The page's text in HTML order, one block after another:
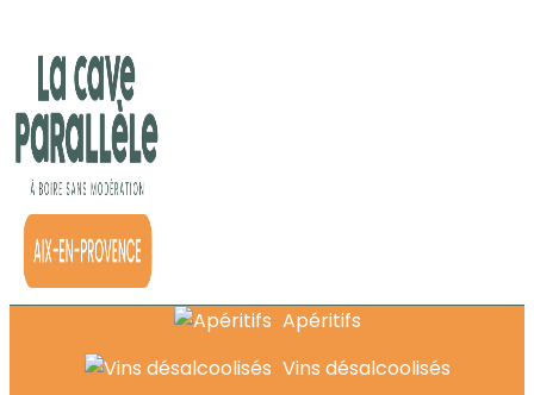
Apéritifs
Vins désalcoolisés